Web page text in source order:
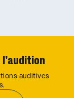
auditives